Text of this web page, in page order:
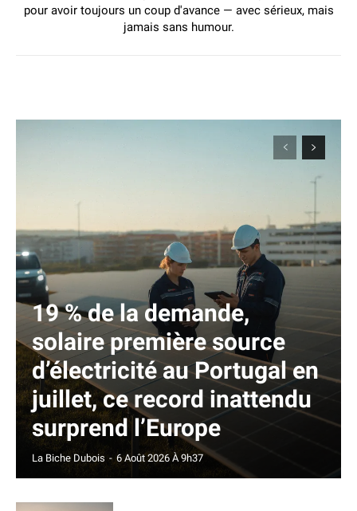
pour avoir toujours un coup d'avance — avec sérieux, mais
jamais sans humour.
19 % de la demande,
solaire première source
d’électricité au Portugal en
juillet, ce record inattendu
surprend l’Europe
La Biche Dubois - 6 Août 2026 À 9h37